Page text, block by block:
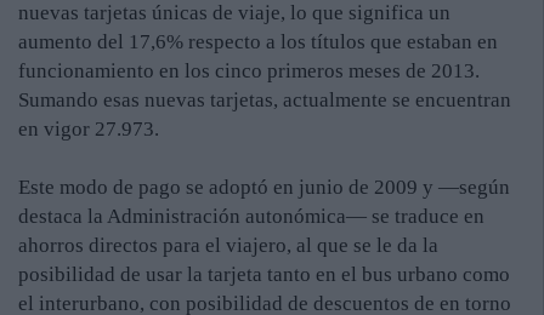
nuevas tarjetas únicas de viaje, lo que significa un
aumento del 17,6% respecto a los títulos que estaban en
funcionamiento en los cinco primeros meses de 2013.
Sumando esas nuevas tarjetas, actualmente se encuentran
en vigor 27.973.
Este modo de pago se adoptó en junio de 2009 y —según
destaca la Administración autonómica— se traduce en
ahorros directos para el viajero, al que se le da la
posibilidad de usar la tarjeta tanto en el bus urbano como
el interurbano, con posibilidad de descuentos de en torno